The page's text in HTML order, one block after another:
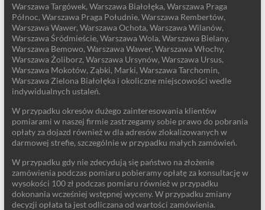
Warszawa Targówek, Warszawa Białołęka, Warszawa Praga
Północ, Warszawa Praga Południe, Warszawa Rembertów,
Warszawa Wawer, Warszawa Ochota, Warszawa Wilanów,
Warszawa Śródmieście, Warszawa Wola, Warszawa Bielany,
Warszawa Bemowo, Warszawa Wawer, Warszawa Włochy,
Warszawa Żoliborz, Warszawa Ursynów, Warszawa Ursus,
Warszawa Mokotów, Ząbki, Marki, Warszawa Tarchomin,
Warszawa Zielona Białołęka i okoliczne miejscowości wedle
indywidualnych ustaleń.
W przypadku okresów dużego zainteresowania klientów
pomiarami w naszej firmie zastrzegamy sobie prawo do pobrania
opłaty za dojazd również w dla adresów zlokalizowanych w
darmowej strefie, szczególnie w przypadku małych zamówień.
W przypadku gdy nie zdecydują się państwo na złożenie
zamówienia podczas pomiaru pobieramy opłatę za konsultację w
wysokości 100 zł podczas pomiaru również w przypadku
dokonania wcześniej wstępnej wyceny. W przypadku zmiany
decyzji opłata ta jest odliczana od wartości zamówienia.